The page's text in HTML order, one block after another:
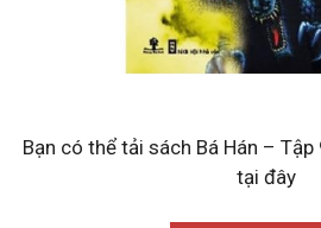
Bạn có thể tải sách Bá Hán – Tập
tại đây